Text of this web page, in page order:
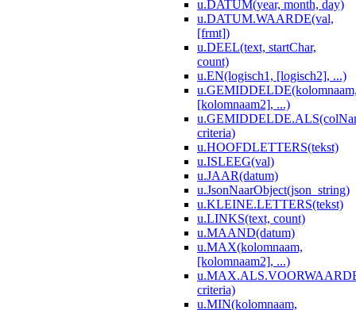
u.DATUM(year, month, day)
u.DATUM.WAARDE(val,
[frmt])
u.DEEL(text, startChar,
count)
u.EN(logisch1, [logisch2], ...)
[kolomnaam2], ...)
criteria)
u.HOOFDLETTERS(tekst)
u.ISLEEG(val)
u.JAAR(datum)
u.JsonNaarObject(json_string)
u.KLEINE.LETTERS(tekst)
u.LINKS(text, count)
u.MAAND(datum)
u.MAX(kolomnaam,
[kolomnaam2], ...)
criteria)
u.MIN(kolomnaam,